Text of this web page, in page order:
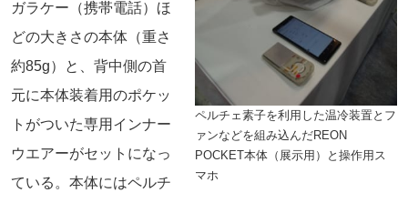
ペルチェ素子を利用した温冷装置とフ
ァンなどを組み込んだREON
POCKET本体（展示用）と操作用ス
マホ
ガラケー（携帯電話）ほ
どの大きさの本体（重さ
約85g）と、背中側の首
元に本体装着用のポケッ
トがついた専用インナー
ウエアーがセットになっ
ている。本体にはペルチ